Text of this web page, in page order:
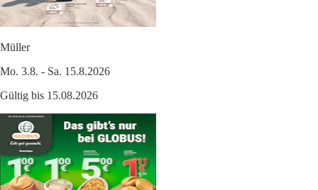
Müller
Mo. 3.8. - Sa. 15.8.2026
Gültig bis 15.08.2026